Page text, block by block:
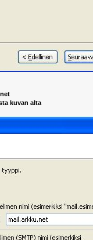
kuvan alta